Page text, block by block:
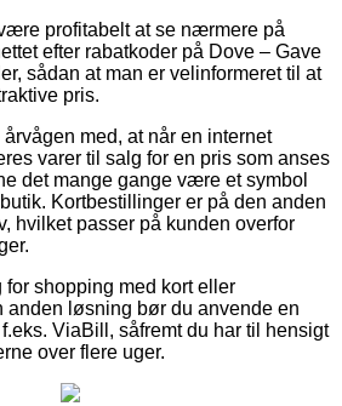
profitabelt at se nærmere på
efter rabatkoder på Dove – Gave
sådan at man er velinformeret til at
pris.
med, at når en internet
varer til salg for en pris som anses
det mange gange være et symbol
Kortbestillinger er på den anden
hvilket passer på kunden overfor
shopping med kort eller
anden løsning bør du anvende en
ViaBill, såfremt du har til hensigt
over flere uger.